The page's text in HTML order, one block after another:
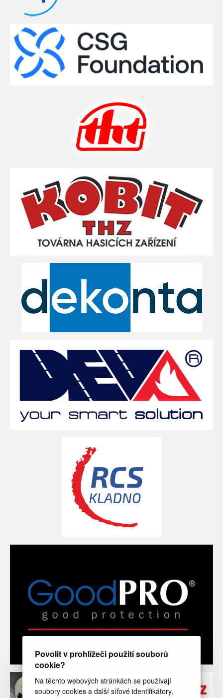
Povolit v prohlížeči použití souborů
cookie?
Na těchto webových stránkách se používají
soubory cookies a další síťové identifikátory,